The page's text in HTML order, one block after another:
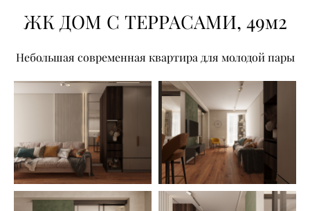
ЖК ДОМ С ТЕРРАСАМИ, 49м2
Небольшая современная квартира для молодой пары